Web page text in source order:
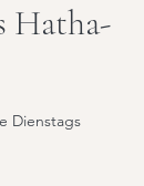
Hatha-
Dienstags